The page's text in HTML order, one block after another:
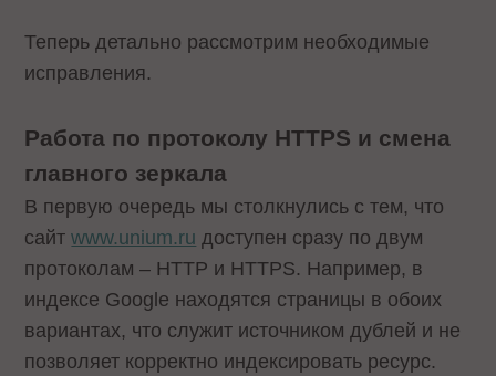
Теперь детально рассмотрим необходимые
исправления.
Работа по протоколу HTTPS и смена
главного зеркала
В первую очередь мы столкнулись с тем, что
сайтwww.unium.ru доступен сразу по двум
протоколам – HTTP и HTTPS. Например, в
индексе Google находятся страницы в обоих
вариантах, что служит источником дублей и не
позволяет корректно индексировать ресурс.